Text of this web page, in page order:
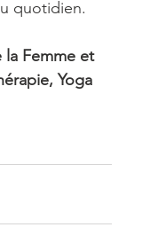
quotidien.
la Femme et
Yoga